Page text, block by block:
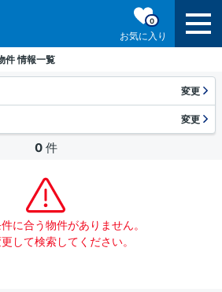
お気に入り
0
件 情報一覧
変更
変更
0 件
に合う物件がありません。
して検索してください。